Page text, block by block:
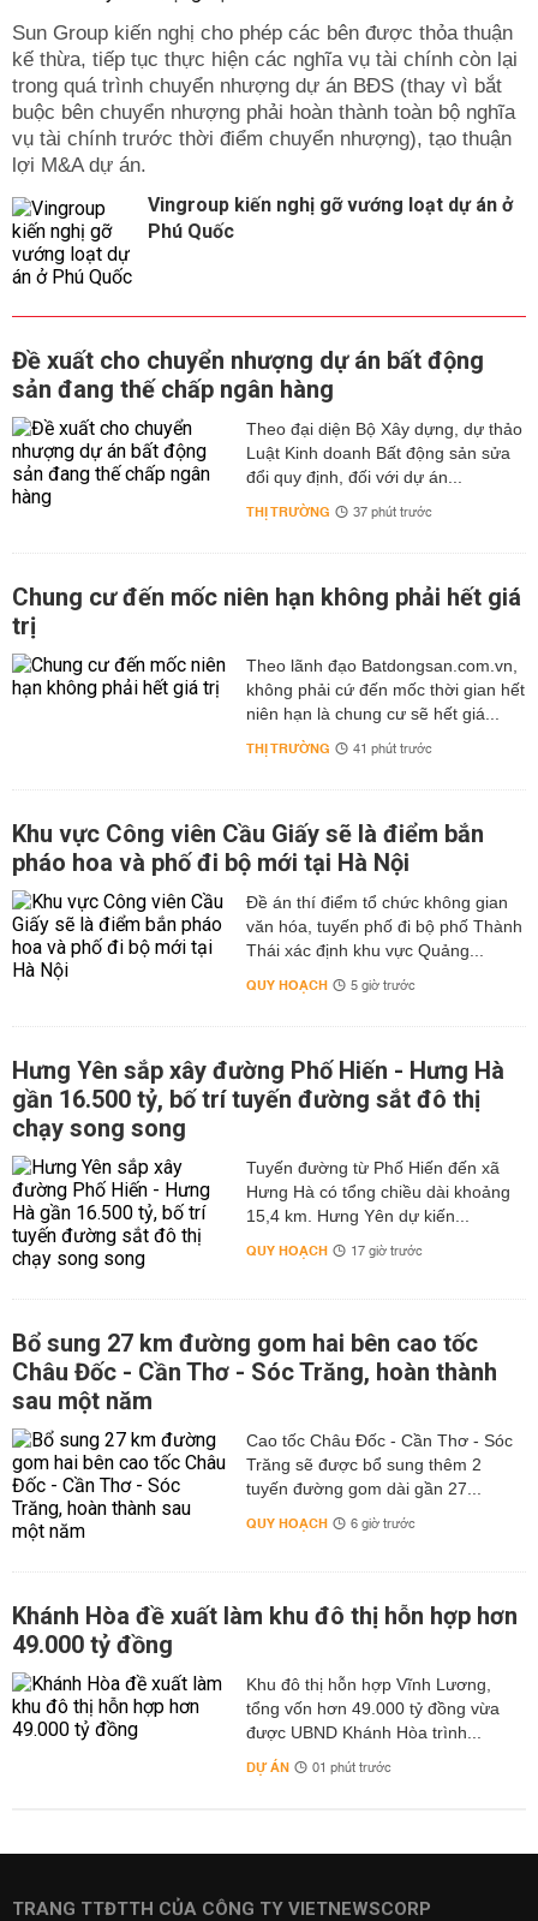
Sun Group kiến nghị cho phép các bên được thỏa thuận
kế thừa, tiếp tục thực hiện các nghĩa vụ tài chính còn lại
trong quá trình chuyển nhượng dự án BĐS (thay vì bắt
buộc bên chuyển nhượng phải hoàn thành toàn bộ nghĩa
vụ tài chính trước thời điểm chuyển nhượng), tạo thuận
lợi M&A dự án.
Vingroup kiến nghị gỡ vướng loạt dự án ở
Phú Quốc
Đề xuất cho chuyển nhượng dự án bất động
sản đang thế chấp ngân hàng
Theo đại diện Bộ Xây dựng, dự thảo
Luật Kinh doanh Bất động sản sửa
đổi quy định, đối với dự án...
THỊ TRƯỜNG 37 phút trước
Chung cư đến mốc niên hạn không phải hết giá
trị
Theo lãnh đạo Batdongsan.com.vn,
không phải cứ đến mốc thời gian hết
niên hạn là chung cư sẽ hết giá...
THỊ TRƯỜNG 41 phút trước
Khu vực Công viên Cầu Giấy sẽ là điểm bắn
pháo hoa và phố đi bộ mới tại Hà Nội
Đề án thí điểm tổ chức không gian
văn hóa, tuyến phố đi bộ phố Thành
Thái xác định khu vực Quảng...
QUY HOẠCH 5 giờ trước
Hưng Yên sắp xây đường Phố Hiến - Hưng Hà
gần 16.500 tỷ, bố trí tuyến đường sắt đô thị
chạy song song
Tuyến đường từ Phố Hiến đến xã
Hưng Hà có tổng chiều dài khoảng
15,4 km. Hưng Yên dự kiến...
QUY HOẠCH 17 giờ trước
Bổ sung 27 km đường gom hai bên cao tốc
Châu Đốc - Cần Thơ - Sóc Trăng, hoàn thành
sau một năm
Cao tốc Châu Đốc - Cần Thơ - Sóc
Trăng sẽ được bổ sung thêm 2
tuyến đường gom dài gần 27...
QUY HOẠCH 6 giờ trước
Khánh Hòa đề xuất làm khu đô thị hỗn hợp hơn
49.000 tỷ đồng
Khu đô thị hỗn hợp Vĩnh Lương,
tổng vốn hơn 49.000 tỷ đồng vừa
được UBND Khánh Hòa trình...
DỰ ÁN 01 phút trước
TRANG TTĐTTH CỦA CÔNG TY VIETNEWSCORP